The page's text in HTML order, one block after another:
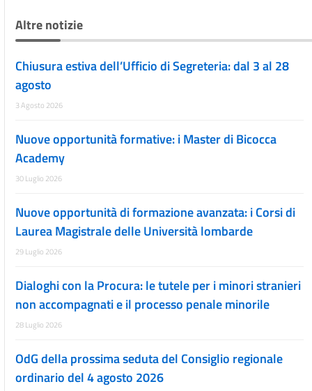
Altre notizie
Chiusura estiva dell’Ufficio di Segreteria: dal 3 al 28
agosto
3 Agosto 2026
Nuove opportunità formative: i Master di Bicocca
Academy
30 Luglio 2026
Nuove opportunità di formazione avanzata: i Corsi di
Laurea Magistrale delle Università lombarde
29 Luglio 2026
Dialoghi con la Procura: le tutele per i minori stranieri
non accompagnati e il processo penale minorile
28 Luglio 2026
OdG della prossima seduta del Consiglio regionale
ordinario del 4 agosto 2026